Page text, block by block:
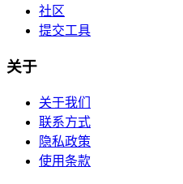
社区
提交工具
关于
关于我们
联系方式
隐私政策
使用条款